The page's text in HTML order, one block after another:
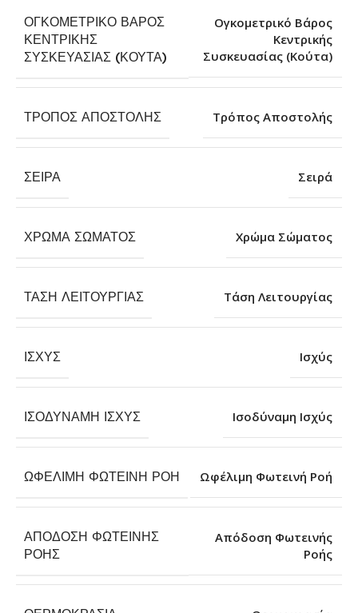
ΟΓΚΟΜΕΤΡΙΚΌ ΒΆΡΟΣ
ΚΕΝΤΡΙΚΉΣ
ΣΥΣΚΕΥΑΣΊΑΣ (ΚΟΎΤΑ)
Ογκομετρικό Βάρος
Κεντρικής
Συσκευασίας (Κούτα)
ΤΡΌΠΟΣ ΑΠΟΣΤΟΛΉΣ Τρόπος Αποστολής
ΣΕΙΡΆ Σειρά
ΧΡΏΜΑ ΣΏΜΑΤΟΣ Χρώμα Σώματος
ΤΆΣΗ ΛΕΙΤΟΥΡΓΊΑΣ Τάση Λειτουργίας
ΙΣΧΎΣ Ισχύς
ΙΣΟΔΎΝΑΜΗ ΙΣΧΎΣ Ισοδύναμη Ισχύς
ΩΦΈΛΙΜΗ ΦΩΤΕΙΝΉ ΡΟΉ Ωφέλιμη Φωτεινή Ροή
ΑΠΌΔΟΣΗ ΦΩΤΕΙΝΉΣ
ΡΟΉΣ
Απόδοση Φωτεινής
Ροής